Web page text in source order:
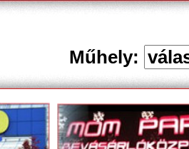
Műhely: